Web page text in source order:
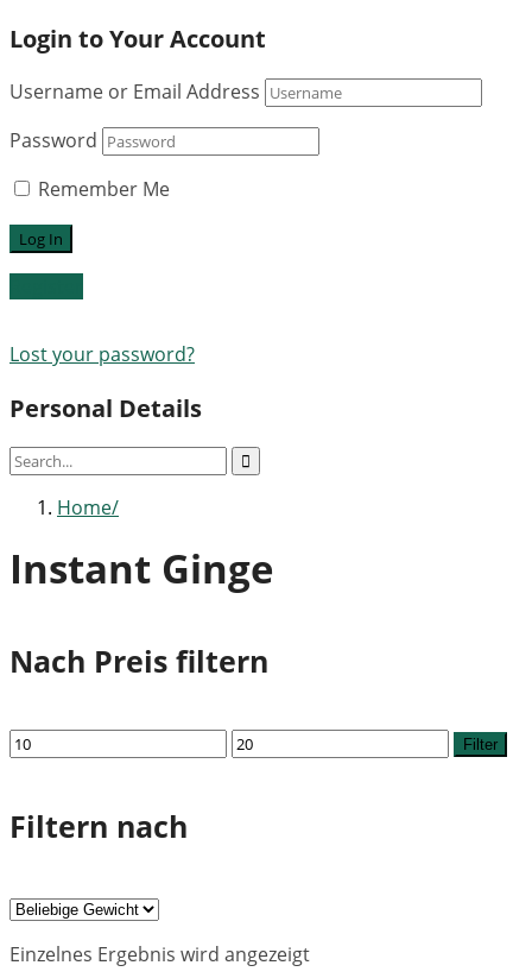
Login to Your Account
Username or Email Address
Password
Remember Me
Lost your password?
Personal Details
Home
Instant Ginge
Nach Preis filtern
Min.
Preis
Max.
Preis
Filter
Filtern nach
Einzelnes Ergebnis wird angezeigt